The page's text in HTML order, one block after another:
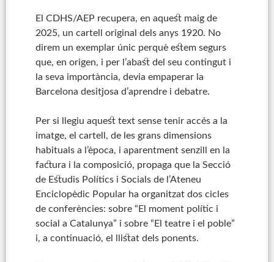
El CDHS/AEP recupera, en aquest maig de
2025, un cartell original dels anys 1920. No
direm un exemplar únic perquè estem segurs
que, en origen, i per l’abast del seu contingut i
la seva importància, devia empaperar la
Barcelona desitjosa d’aprendre i debatre.
Per si llegiu aquest text sense tenir accés a la
imatge, el cartell, de les grans dimensions
habituals a l’època, i aparentment senzill en la
factura i la composició, propaga que la Secció
de Estudis Polítics i Socials de l’Ateneu
Enciclopèdic Popular ha organitzat dos cicles
de conferències: sobre “El moment polític i
social a Catalunya” i sobre “El teatre i el poble”
i, a continuació, el llistat dels ponents.